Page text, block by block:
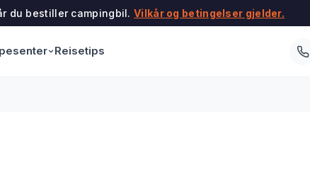
du bestiller campingbil.Vilkår og betingelser gjelder.
Reisetips